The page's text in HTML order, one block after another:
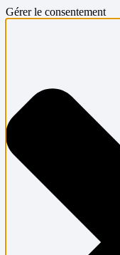
Gérer le consentement